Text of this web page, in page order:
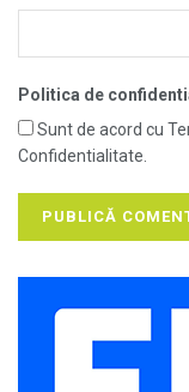
Politica de
Sunt de acord cu
Confidentialitate.